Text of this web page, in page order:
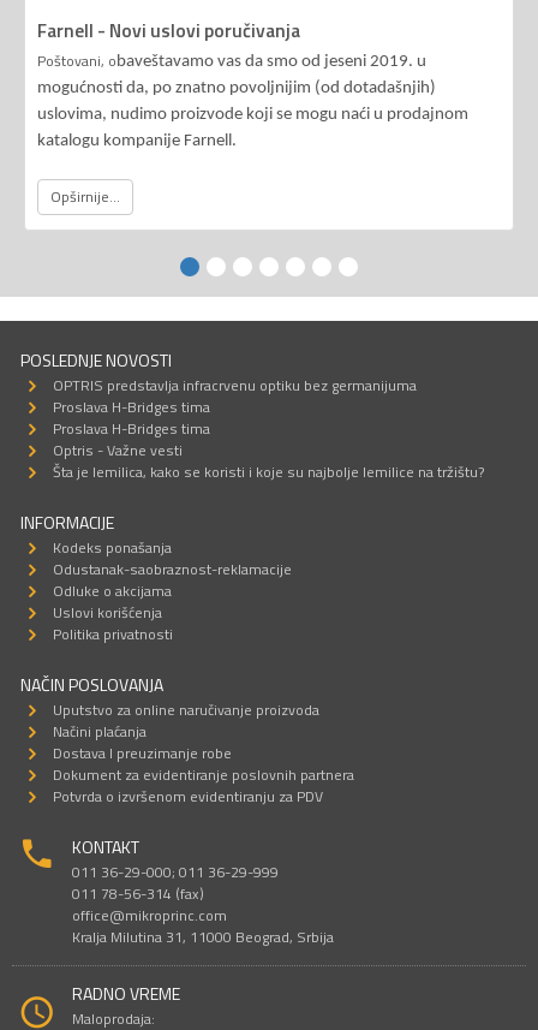
Farnell - Novi uslovi poručivanja
Poštovani, obaveštavamo vas da smo od jeseni 2019. u
mogućnosti da, po znatno povoljnijim (od dotadašnjih)
uslovima, nudimo proizvode koji se mogu naći u prodajnom
katalogu kompanije Farnell.
Opširnije...
POSLEDNJE NOVOSTI
OPTRIS predstavlja infracrvenu optiku bez germanijuma
Proslava H-Bridges tima
Proslava H-Bridges tima
Optris - Važne vesti
Šta je lemilica, kako se koristi i koje su najbolje lemilice na tržištu?
INFORMACIJE
Kodeks ponašanja
Odustanak-saobraznost-reklamacije
Odluke o akcijama
Uslovi korišćenja
Politika privatnosti
NAČIN POSLOVANJA
Uputstvo za online naručivanje proizvoda
Načini plaćanja
Dostava I preuzimanje robe
Dokument za evidentiranje poslovnih partnera
Potvrda o izvršenom evidentiranju za PDV
KONTAKT
011 36-29-000; 011 36-29-999
011 78-56-314 (fax)
office@mikroprinc.com
Kralja Milutina 31, 11000 Beograd, Srbija
RADNO VREME
Maloprodaja: